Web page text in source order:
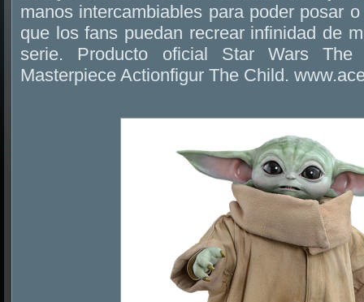
manos intercambiables para poder posar
que los fans puedan recrear infinidad de
serie. Producto oficial Star Wars The
Masterpiece Actionfigur The Child.